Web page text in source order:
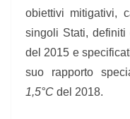
obiettivi mitigativi,
singoli Stati, definiti
del 2015 e
suo rapporto
1,5°C del 2018.